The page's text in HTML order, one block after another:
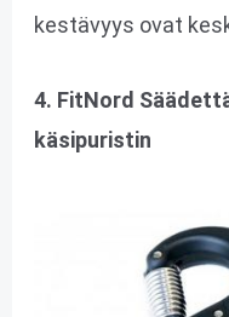
kestävyys ovat
4. FitNord
käsipuristin